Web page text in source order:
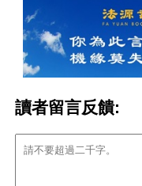
讀者留言反饋: